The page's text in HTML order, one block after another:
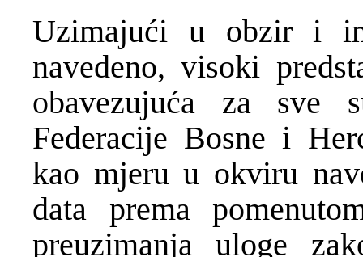
Uzimajući u obzir i
navedeno, visoki
obavezujuća za sve
Federacije Bosne i
kao mjeru u okviru
data prema
preuzimanja uloge